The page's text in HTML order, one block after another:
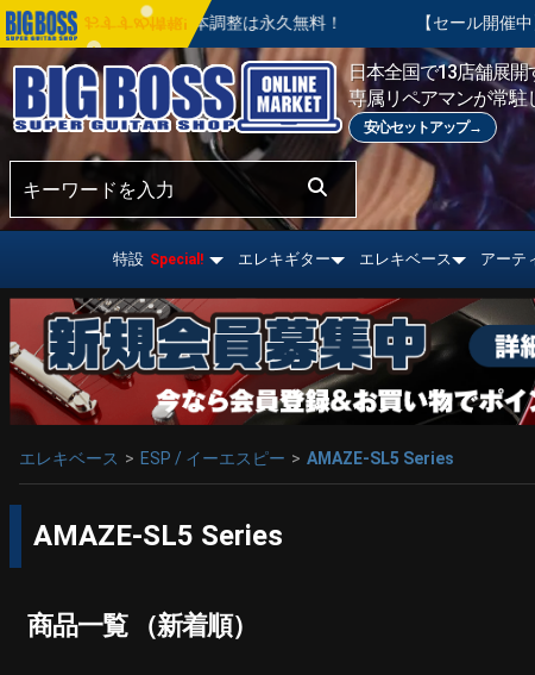
後の基本調整は永久無料！ 【セール開催中】BIG
おすすめ情報!
日本全国で13店舗展開
専属リペアマンが常駐
安心セットアップ→
特設 Special! エレキギター エレキベース アーテ
エレキベース ESP / イーエスピー AMAZE-SL5 Series
AMAZE-SL5 Series
商品一覧 （新着順）